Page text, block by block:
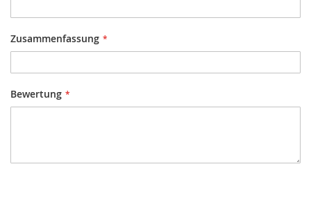
Zusammenfassung
Bewertung